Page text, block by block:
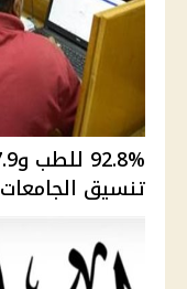
تنسيق الجامعات 2026 وأماكن المرحلة ...